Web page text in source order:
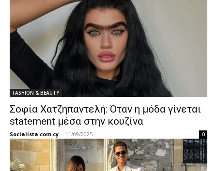
FASHION & BEAUTY
Σοφία Χατζηπαντελή: Όταν η μόδα γίνεται
statement μέσα στην κουζίνα
Socialista.com.cy - 11/09/2025 0